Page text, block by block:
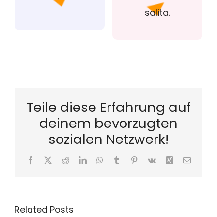
salita.
Teile diese Erfahrung auf
deinem bevorzugten
sozialen Netzwerk!
Facebook
X RedditLinkedInWhatsApp
TumblrPinterest
Vk Xing Email
Related Posts